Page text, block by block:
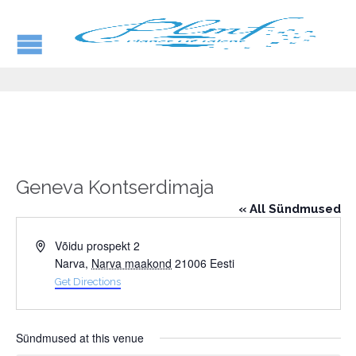
Geneva Kontserdimaja
« All Sündmused
AddressVõidu prospekt 2
Narva, Narva maakond 21006 Eesti
Get Directions
Sündmused at this venue